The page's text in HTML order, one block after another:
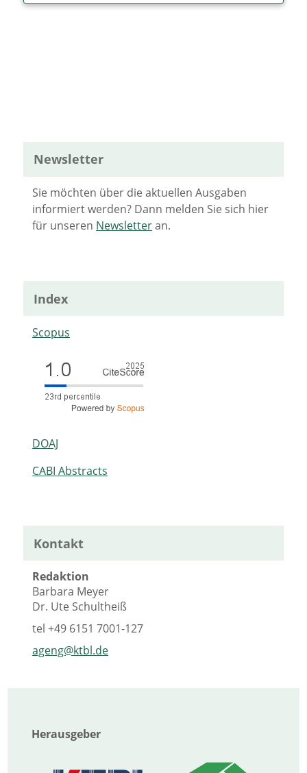
Newsletter
Sie möchten über die aktuellen Ausgaben
informiert werden? Dann melden Sie sich hier
für unseren Newsletteran.
Index
Scopus
DOAJ
CABI Abstracts
Kontakt
Redaktion
Barbara Meyer
Dr. Ute Schultheiß
tel+49 6151 7001-127
ageng@ktbl.de
Herausgeber